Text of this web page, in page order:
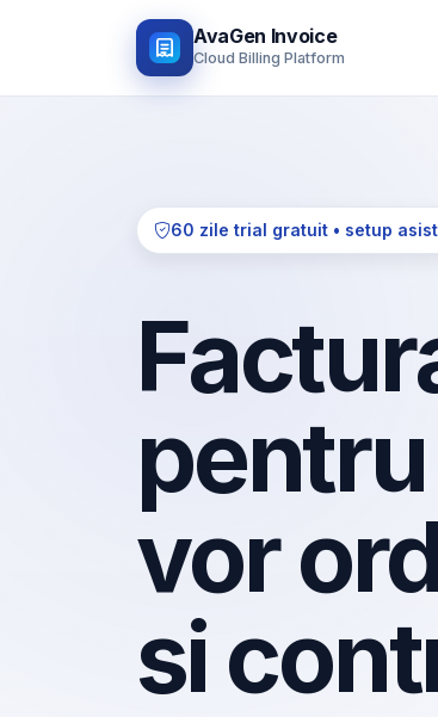
AvaGen Invoice
Cloud Billing Platform
60 zile trial gratuit • setup
vor
si